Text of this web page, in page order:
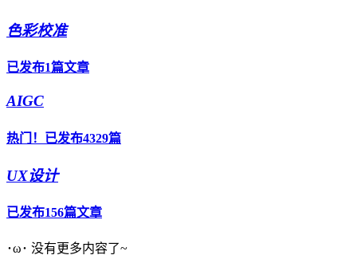
色彩校准
已发布1篇文章
AIGC
热门！已发布4329篇
UX设计
已发布156篇文章
･ω･ 没有更多内容了~